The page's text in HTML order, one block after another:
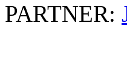
PARTNER: